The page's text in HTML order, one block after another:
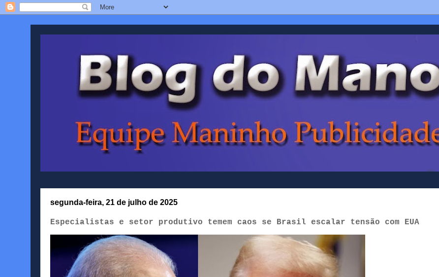
segunda-feira, 21 de julho de 2025
Especialistas e setor produtivo temem caos se Brasil escalar tensão com EUA